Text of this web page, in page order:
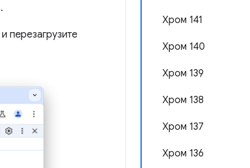
Хром 141
Хром 140
Хром 139
Хром 138
Хром 137
Хром 136
.
и перезагрузите